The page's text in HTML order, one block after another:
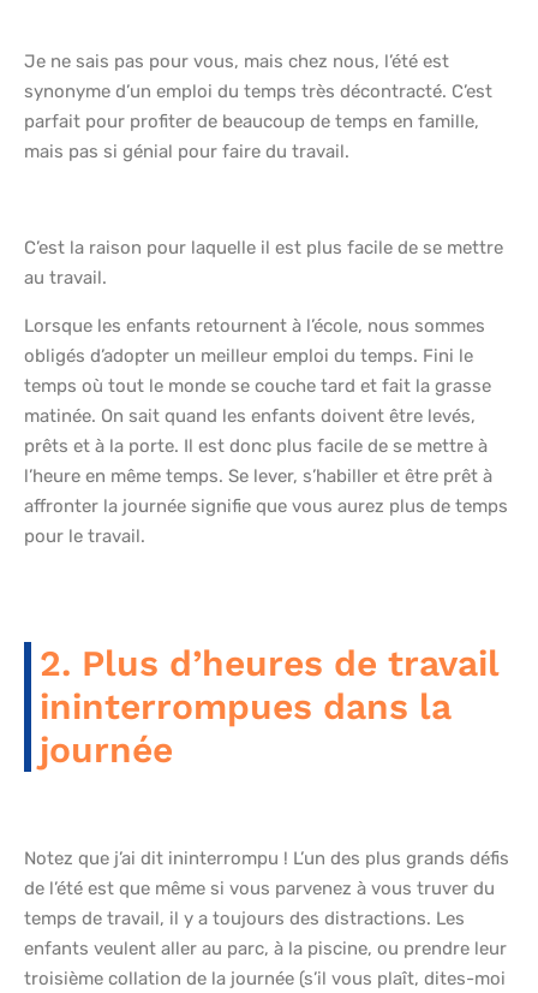
Je ne sais pas pour vous, mais chez nous, l’été est
synonyme d’un emploi du temps très décontracté. C’est
parfait pour profiter de beaucoup de temps en famille,
mais pas si génial pour faire du travail.
C’est la raison pour laquelle il est plus facile de se mettre
au travail.
Lorsque les enfants retournent à l’école, nous sommes
obligés d’adopter un meilleur emploi du temps. Fini le
temps où tout le monde se couche tard et fait la grasse
matinée. On sait quand les enfants doivent être levés,
prêts et à la porte. Il est donc plus facile de se mettre à
l’heure en même temps. Se lever, s’habiller et être prêt à
affronter la journée signifie que vous aurez plus de temps
pour le travail.
2. Plus d’heures de travail
ininterrompues dans la
journée
Notez que j’ai dit ininterrompu ! L’un des plus grands défis
de l’été est que même si vous parvenez à vous truver du
temps de travail, il y a toujours des distractions. Les
enfants veulent aller au parc, à la piscine, ou prendre leur
troisième collation de la journée (s’il vous plaît, dites-moi